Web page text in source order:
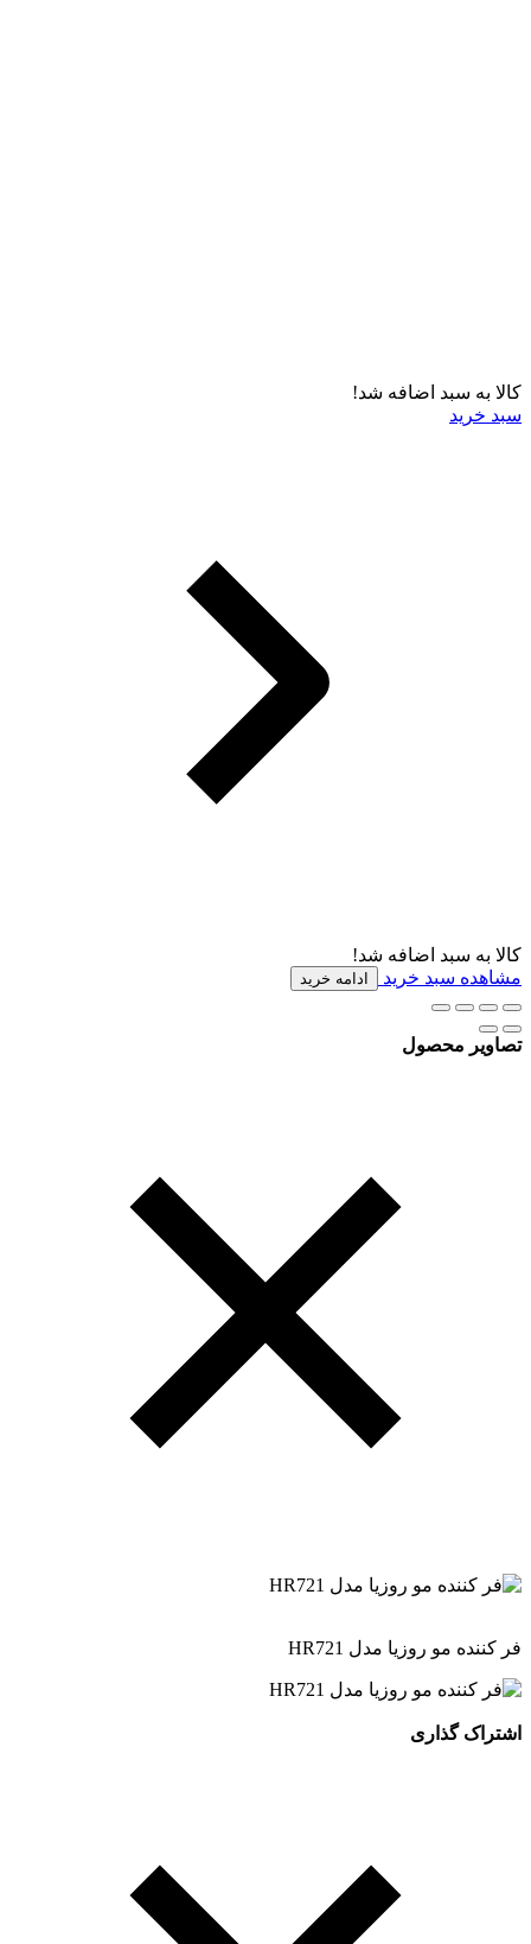
کالا به سبد اضافه شد!
سبد خرید
کالا به سبد اضافه شد!
مشاهده سبد خرید
ادامه خرید
تصاویر محصول
فر کننده مو روزیا مدل HR721
اشتراک گذاری